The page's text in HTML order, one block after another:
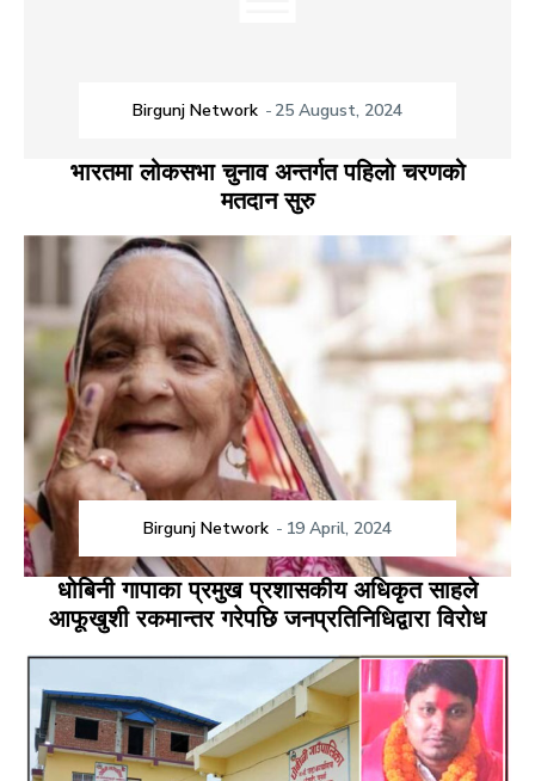
Birgunj Network - 25 August, 2024
भारतमा लोकसभा चुनाव अन्तर्गत पहिलो चरणको
मतदान सुरु
Birgunj Network - 19 April, 2024
धोबिनी गापाका प्रमुख प्रशासकीय अधिकृत साहले
आफूखुशी रकमान्तर गरेपछि जनप्रतिनिधिद्वारा विरोध